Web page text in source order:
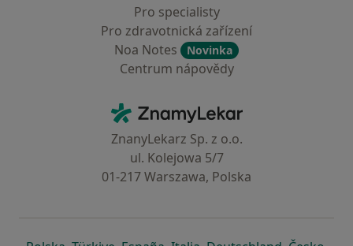
Pro specialisty
Pro zdravotnická zařízení
Noa Notes
Novinka
Centrum nápovědy
ZnamyLekar - Hlavní stránka
ZnanyLekarz Sp. z o.o.
ul. Kolejowa 5/7
01-217 Warszawa, Polska